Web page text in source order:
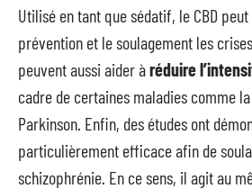
Utilisé en tant que sédatif, le CBD
prévention et le soulagement les
peuvent aussi aider àréduire
cadre de certaines maladies comme
Parkinson. Enfin, des études ont
particulièrement efficace afin de
schizophrénie. En ce sens, il agit au